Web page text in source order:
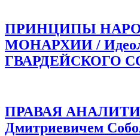
ПРИНЦИПЫ
МОНАРХИИ /
ГВАРДЕЙСКОГО
ПРАВАЯ
Дмитриевичем